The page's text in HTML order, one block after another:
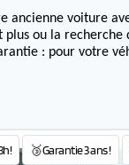
ancienne voiture
ou la recherche
: pour votre
🥉Garantie 3 ans !